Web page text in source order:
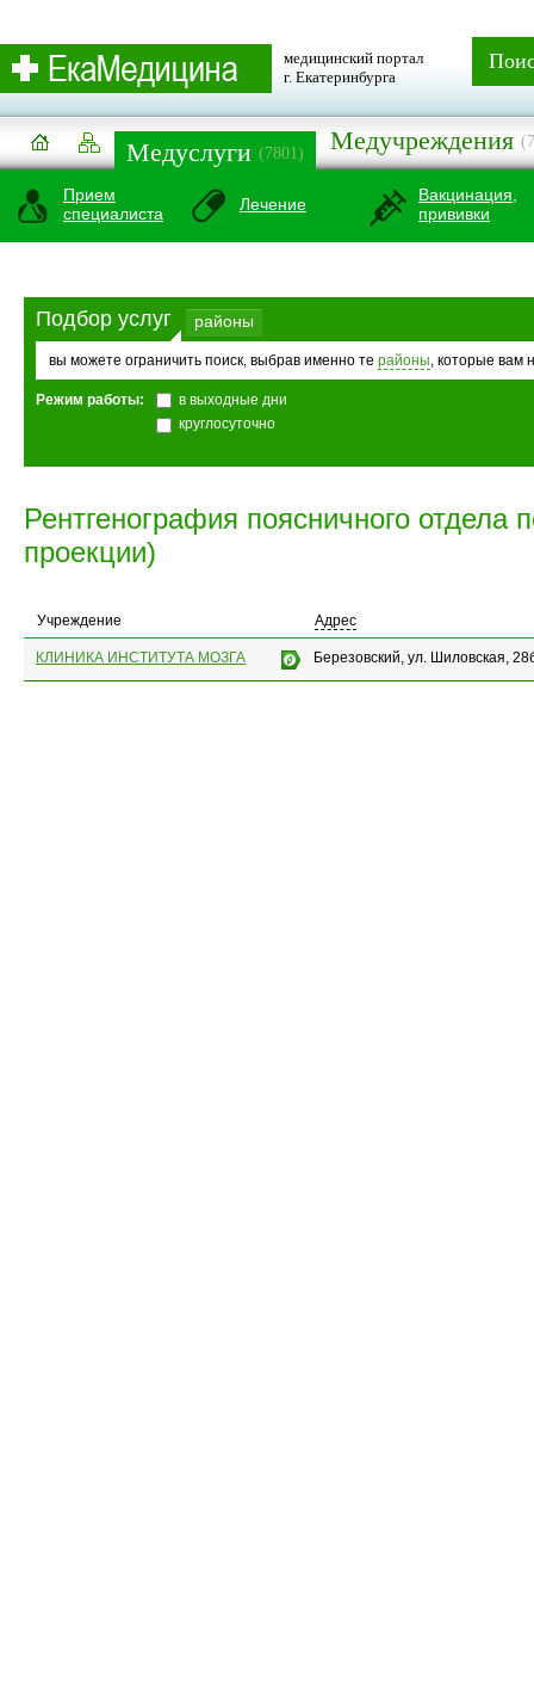
медицинский портал
г. Екатеринбурга
Медуслуги (7801) Медучреждения
Прием
специалиста
Лечение
Вакцинация,
прививки
Подбор услуг районы
вы можете ограничить поиск, выбрав именно те районы, которые вам
Режим работы:
в выходные дни
круглосуточно
Рентгенография поясничного отдела
проекции)
Учреждение Адрес
КЛИНИКА ИНСТИТУТА МОЗГА Березовский, ул. Шиловская,